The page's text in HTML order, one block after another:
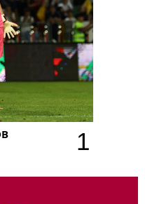
1